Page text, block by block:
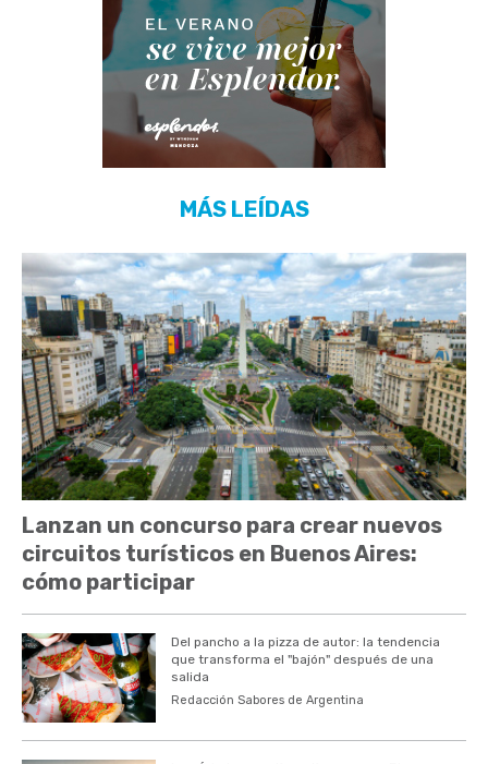
MÁS LEÍDAS
Lanzan un concurso para crear nuevos
circuitos turísticos en Buenos Aires:
cómo participar
Del pancho a la pizza de autor: la tendencia
que transforma el "bajón" después de una
salida
Redacción Sabores de Argentina